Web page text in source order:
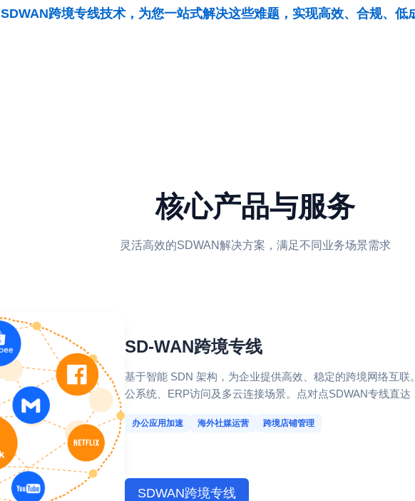
SDWAN跨境专线技术，为您一站式解决这些难题，实现高效、合规、低
核心产品与服务
灵活高效的SDWAN解决方案，满足不同业务场景需求
SD-WAN跨境专线
基于智能 SDN 架构，为企业提供高效、稳定的跨境网络互
公系统、ERP访问及多云连接场景。点对点SDWAN专线直
办公应用加速 海外社媒运营 跨境店铺管理
SDWAN跨境专线